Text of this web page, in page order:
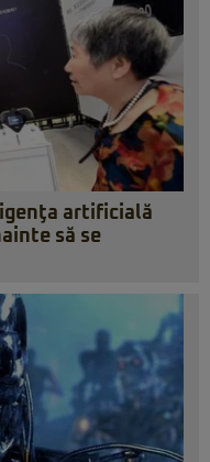
artificială
să se